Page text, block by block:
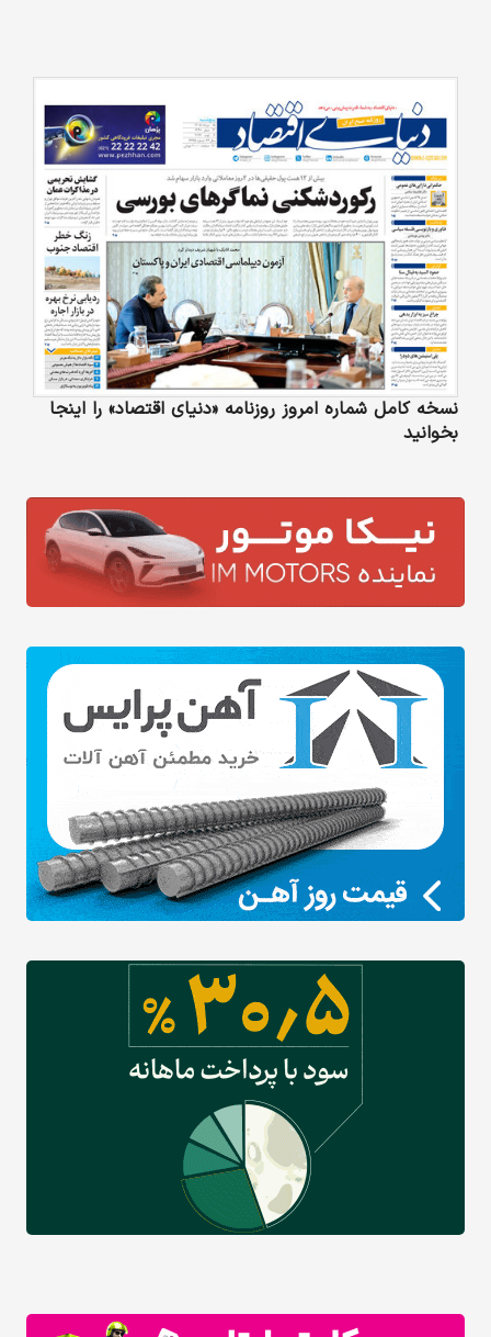
نسخه کامل شماره امروز روزنامه «دنیای‌ اقتصاد» را اینجا
بخوانید